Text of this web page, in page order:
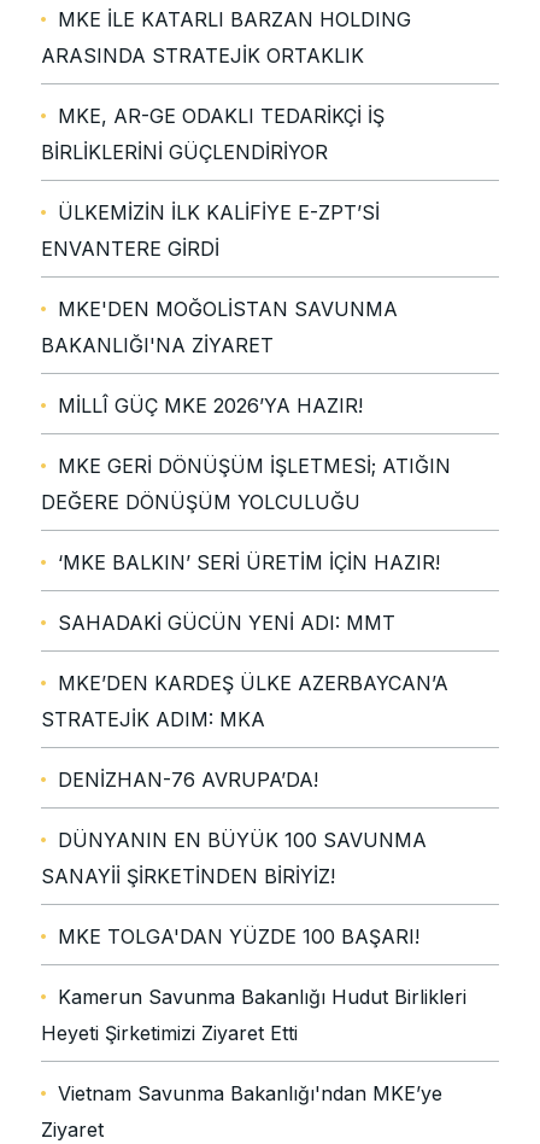
MKE İLE KATARLI BARZAN HOLDING
ARASINDA STRATEJİK ORTAKLIK
MKE, AR-GE ODAKLI TEDARİKÇİ İŞ
BİRLİKLERİNİ GÜÇLENDİRİYOR
ÜLKEMİZİN İLK KALİFİYE E-ZPT’Sİ
ENVANTERE GİRDİ
MKE'DEN MOĞOLİSTAN SAVUNMA
BAKANLIĞI'NA ZİYARET
MİLLÎ GÜÇ MKE 2026’YA HAZIR!
MKE GERİ DÖNÜŞÜM İŞLETMESİ; ATIĞIN
DEĞERE DÖNÜŞÜM YOLCULUĞU
‘MKE BALKIN’ SERİ ÜRETİM İÇİN HAZIR!
SAHADAKİ GÜCÜN YENİ ADI: MMT
MKE’DEN KARDEŞ ÜLKE AZERBAYCAN’A
STRATEJİK ADIM: MKA
DENİZHAN-76 AVRUPA’DA!
DÜNYANIN EN BÜYÜK 100 SAVUNMA
SANAYİİ ŞİRKETİNDEN BİRİYİZ!
MKE TOLGA'DAN YÜZDE 100 BAŞARI!
Kamerun Savunma Bakanlığı Hudut Birlikleri
Heyeti Şirketimizi Ziyaret Etti
Vietnam Savunma Bakanlığı'ndan MKE’ye
Ziyaret